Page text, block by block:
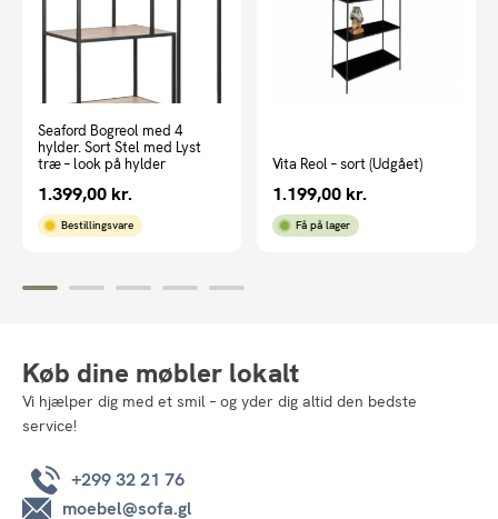
Seaford Bogreol med 4
hylder. Sort Stel med Lyst
træ – look på hylder
1.399,00 kr.
Bestillingsvare
Vita Reol – sort (Udgået)
1.199,00 kr.
Få på lager
Køb dine møbler lokalt
Vi hjælper dig med et smil – og yder dig altid den bedste
service!
+299 32 21 76
moebel@sofa.gl